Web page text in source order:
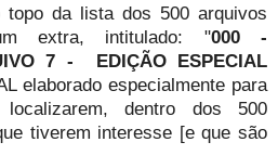
topo da lista dos 500 arquivos
extra, intitulado: "000 -
7 - EDIÇÃO ESPECIAL
elaborado especialmente para
dentro dos 500
tiverem interesse [e que são